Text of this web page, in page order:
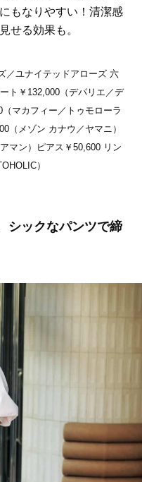
もなりやすい！清潔感
せる効果も。
／ユナイテッドアローズ 六
ト￥132,000（デパリエ／デ
マカフィー／トゥモローラ
（メゾン カナウ／ヤマニ）
マン）ピアス￥50,600 リン
）
シックなパンツで締